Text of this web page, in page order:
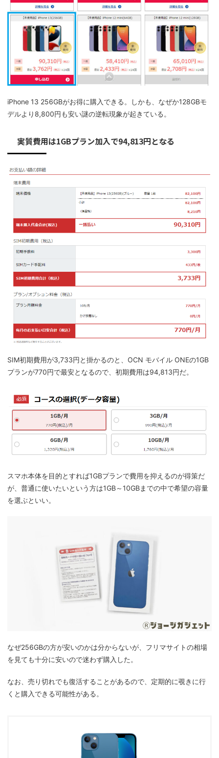
iPhone 13 256GBがお得に購入できる。しかも、なぜか128GBモ
デルより8,800円も安い謎の逆転現象が起きている。
実質費用は1GBプラン加入で94,813円となる
SIM初期費用が3,733円と掛かるのと、OCN モバイル ONEの1GB
プランが770円で最安となるので、初期費用は94,813円だ。
スマホ本体を目的とすれば1GBプランで費用を抑えるのが得策だ
が、普通に使いたいという方は1GB～10GBまでの中で希望の容量
を選ぶといい。
なぜ256GBの方が安いのかは分からないが、フリマサイトの相場
を見ても十分に安いので迷わず購入した。
なお、売り切れでも復活することがあるので、定期的に覗きに行
くと購入できる可能性がある。